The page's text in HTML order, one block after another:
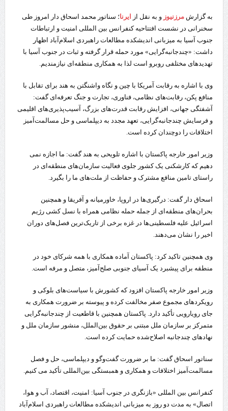
به گزارش مرزنیوز و به نقل از ایرنا؛ سناتور محمد اسحاق دار امروز طی
سخنرانی در نشست افتتاحیه کنفرانس بین المللی امنیت و ارتباطات
جنوب آسیا به میزبانی اندیشکده مطالعات راهبردی اسلام‌آباد اظهار
داشت: «چندجانبه‌گرایی» مورد حمله قرار گرفته و ثبات در جنوب آسیا با
تهدیدهای مختلفی روبرو است لذا به همکاری منطقه‌ای نیازمندیم.
وی با اشاره به رقابت آمریکا با چین و نگاه واشنگتن به هند برای تقابل با
منافع پکن، رقابت‌های نظامی، فناوری، تجارت و جنگ‌ تعرفه‌ای گفت:
آشفتگی جهانی، افزایش رقابت قدرت‌های بزرگ، آسیب‌پذیری‌های اقلیمی
و فرسایش چندجانبه‌گرایی، تعهد مجدد به دیپلماسی و حل مسالمت‌آمیز
اختلافات را دوچندان کرده است.
وزیر امور خارجه پاکستان با اشاره تلویحی به هند گفت: ما اجازه نمی
دهیم که کارشکنی یک کشور جلوی فعالیت سازمان‌های منطقه‌ای در
راستای تامین منافع مشترک و حفاظت از ملت‌های ما را بگیرد.
اسحاق دار گفت: درگیری‌ها در اروپا، خاورمیانه و آفریقا و همچنین
بحران‌های منطقه‌ای از جمله حمله نظامی همراه با نسل کشی رژیم
اسرائیل علیه فلسطینی‌ها در غزه برخی از تاریک‌ترین فصل‌های دوران
اخیر را نشان می‌دهند.
وی همچنین تاکید کرد: پاکستان آماده همکاری با همه شرکای خود در
منطقه برای پیشبرد یک آسیای جنوبی صلح‌آمیز، متصل و مرفه است.
وزیر امور خارجه پاکستان افزود که کشورش با سیاست‌های بلوکی و
رویکردهای مجموع صفر مخالفت کرده‌ و پیوسته بر ضرورت همکاری به
جای رویارویی تأکید دارد. پاکستان همچنین با قاطعیت از چندجانبه‌گرایی
متمرکز بر سازمان ملل مبتنی بر حقوق بین‌الملل، منشور سازمان ملل و
نهادهای چندجانبه اصلاح‌شده حمایت کرده است.
سناتور اسحاق گفت: ما بر ضرورت گفت‌وگو و دیپلماسی، حل و فصل
مسالمت‌آمیز اختلافات و همکاری و همبستگی بین‌المللی تأکید می کنیم.
کنفرانس بین المللی «بازنگری در جنوب آسیا: امنیت، اقتصاد، آب و هوا،
اتصال» به مدت دو روز به میزبانی اندیشکده مطالعات راهبردی اسلام‌آباد